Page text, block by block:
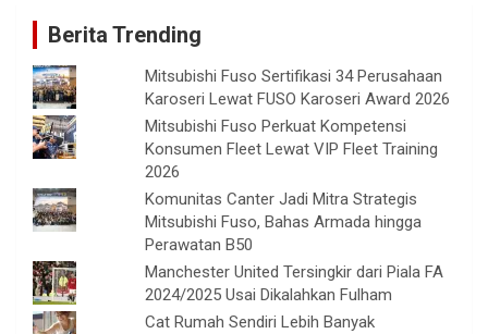
Berita Trending
Mitsubishi Fuso Sertifikasi 34 Perusahaan
Karoseri Lewat FUSO Karoseri Award 2026
Mitsubishi Fuso Perkuat Kompetensi
Konsumen Fleet Lewat VIP Fleet Training
2026
Komunitas Canter Jadi Mitra Strategis
Mitsubishi Fuso, Bahas Armada hingga
Perawatan B50
Manchester United Tersingkir dari Piala FA
2024/2025 Usai Dikalahkan Fulham
Cat Rumah Sendiri Lebih Banyak